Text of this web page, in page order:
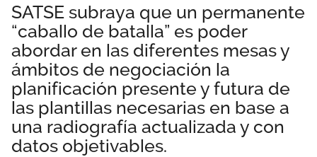
Sala de prensa
Perspectivas
Vídeos
Documentos
Área privada
SATSE subraya que un permanente
“caballo de batalla” es poder
abordar en las diferentes mesas y
ámbitos de negociación la
planificación presente y futura de
las plantillas necesarias en base a
una radiografía actualizada y con
datos objetivables.